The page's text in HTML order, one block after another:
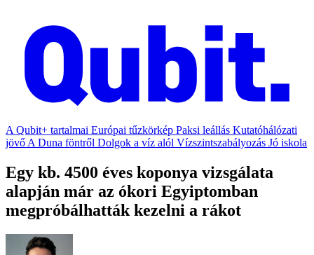
A Qubit+ tartalmai Európai tűzkörkép Paksi leállás Kutatóhálózati
jövő A Duna föntről Dolgok a víz alól Vízszintszabályozás Jó iskola
Egy kb. 4500 éves koponya vizsgálata
alapján már az ókori Egyiptomban
megpróbálhatták kezelni a rákot